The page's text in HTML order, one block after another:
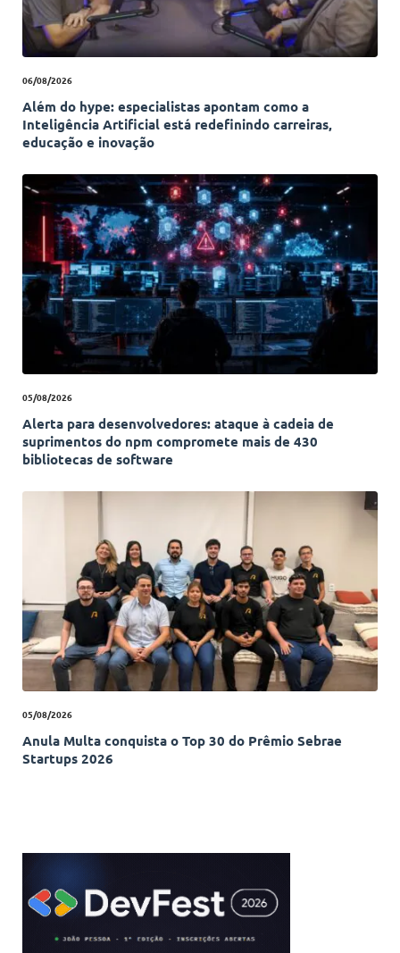
06/08/2026
Além do hype: especialistas apontam como a
Inteligência Artificial está redefinindo carreiras,
educação e inovação
05/08/2026
Alerta para desenvolvedores: ataque à cadeia de
suprimentos do npm compromete mais de 430
bibliotecas de software
05/08/2026
Anula Multa conquista o Top 30 do Prêmio Sebrae
Startups 2026